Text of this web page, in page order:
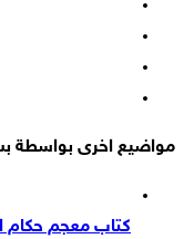
مواضيع اخرى بواسطة
كتاب معجم حكام